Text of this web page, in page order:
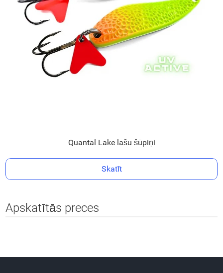
Quantal Lake lašu šūpiņi
Skatīt
Apskatītās preces